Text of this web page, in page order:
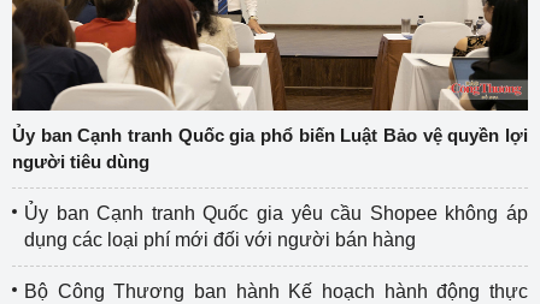
Ủy ban Cạnh tranh Quốc gia phổ biến Luật Bảo vệ quyền lợi
người tiêu dùng
Ủy ban Cạnh tranh Quốc gia yêu cầu Shopee không áp
dụng các loại phí mới đối với người bán hàng
Bộ Công Thương ban hành Kế hoạch hành động thực